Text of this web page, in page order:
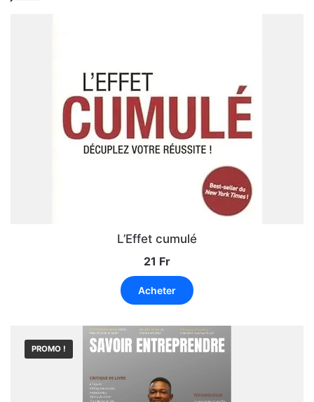
L’Effet cumulé
21 Fr
Acheter
PROMO !